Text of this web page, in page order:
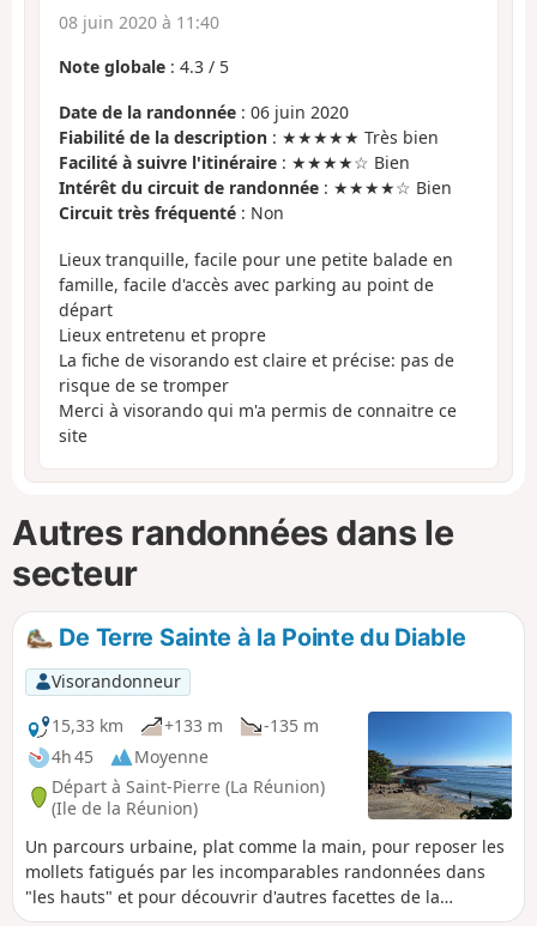
08 juin 2020 à 11:40
Note globale : 4.3 / 5
Date de la randonnée : 06 juin 2020
Fiabilité de la description : ★★★★★ Très bien
Facilité à suivre l'itinéraire : ★★★★☆ Bien
Intérêt du circuit de randonnée : ★★★★☆ Bien
Circuit très fréquenté : Non
Lieux tranquille, facile pour une petite balade en
famille, facile d'accès avec parking au point de
départ
Lieux entretenu et propre
La fiche de visorando est claire et précise: pas de
risque de se tromper
Merci à visorando qui m'a permis de connaitre ce
site
Autres randonnées dans le
secteur
De Terre Sainte à la Pointe du Diable
Visorandonneur
15,33 km
+133 m
-135 m
4h 45
Moyenne
Départ à Saint-Pierre (La Réunion)
(Ile de la Réunion)
Un parcours urbaine, plat comme la main, pour reposer les
mollets fatigués par les incomparables randonnées dans
"les hauts" et pour découvrir d'autres facettes de la